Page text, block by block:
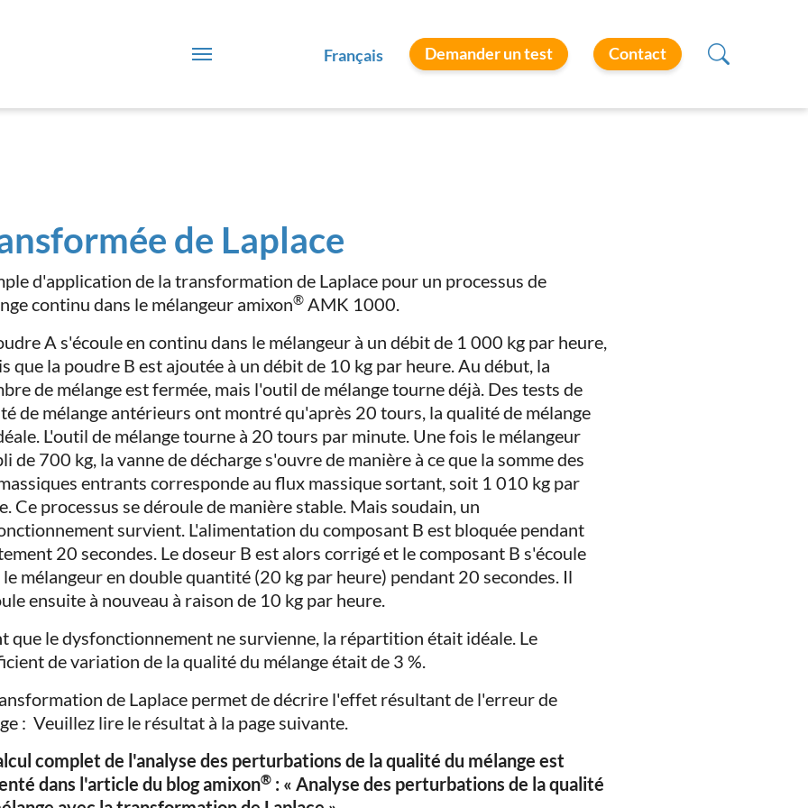
Français Demander un test Contact
de Laplace
d'application de la transformation de Laplace pour un processus de
continu dans le mélangeur amixon® AMK 1000.
A s'écoule en continu dans le mélangeur à un débit de 1 000 kg par heure,
que la poudre B est ajoutée à un débit de 10 kg par heure. Au début, la
de mélange est fermée, mais l'outil de mélange tourne déjà. Des tests de
de mélange antérieurs ont montré qu'après 20 tours, la qualité de mélange
L'outil de mélange tourne à 20 tours par minute. Une fois le mélangeur
de 700 kg, la vanne de décharge s'ouvre de manière à ce que la somme des
entrants corresponde au flux massique sortant, soit 1 010 kg par
Ce processus se déroule de manière stable. Mais soudain, un
survient. L'alimentation du composant B est bloquée pendant
20 secondes. Le doseur B est alors corrigé et le composant B s'écoule
le mélangeur en double quantité (20 kg par heure) pendant 20 secondes. Il
ensuite à nouveau à raison de 10 kg par heure.
que le dysfonctionnement ne survienne, la répartition était idéale. Le
de variation de la qualité du mélange était de 3 %.
de Laplace permet de décrire l'effet résultant de l'erreur de
: Veuillez lire le résultat à la page suivante.
complet de l'analyse des perturbations de la qualité du mélange est
dans l'article du blog amixon® : « Analyse des perturbations de la qualité